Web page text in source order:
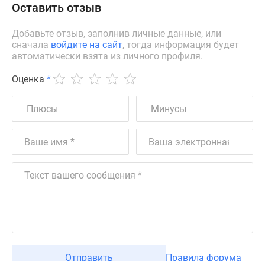
Оставить отзыв
Добавьте отзыв, заполнив личные данные, или
сначала войдите на сайт, тогда информация будет
автоматически взята из личного профиля.
Оценка *
Отправить Правила форума